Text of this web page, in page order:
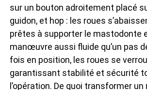
sur un bouton adroitement placé
guidon, et hop : les roues
prêtes à supporter le mastodonte
manœuvre aussi fluide qu’un pas
fois en position, les roues se
garantissant stabilité et sécurité
l’opération. De quoi transformer